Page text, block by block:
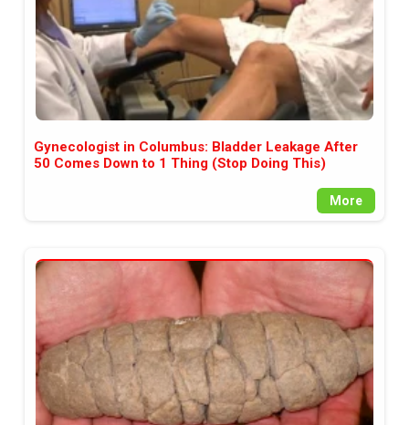
Gynecologist in Columbus: Bladder Leakage After
50 Comes Down to 1 Thing (Stop Doing This)
More